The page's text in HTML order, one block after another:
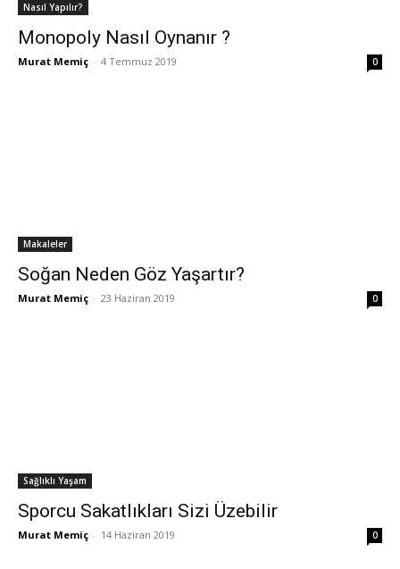
Nasıl Yapılır?
Monopoly Nasıl Oynanır ?
Murat Memiç - 4 Temmuz 2019 0
Makaleler
Soğan Neden Göz Yaşartır?
Murat Memiç - 23 Haziran 2019 0
Sağlıklı Yaşam
Sporcu Sakatlıkları Sizi Üzebilir
Murat Memiç - 14 Haziran 2019 0